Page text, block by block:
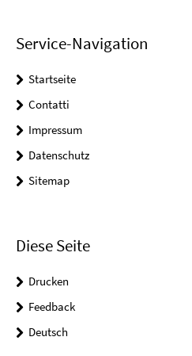
Service-Navigation
Startseite
Contatti
Impressum
Datenschutz
Sitemap
Diese Seite
Drucken
Feedback
Deutsch